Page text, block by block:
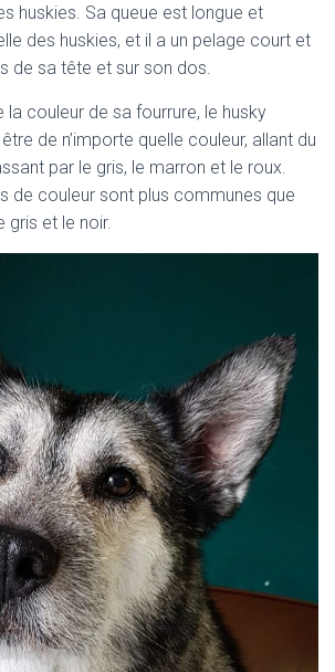
huskies. Sa queue est longue et
des huskies, et il a un pelage court et
de sa tête et sur son dos.
la couleur de sa fourrure, le husky
de n’importe quelle couleur, allant du
par le gris, le marron et le roux.
de couleur sont plus communes que
gris et le noir.